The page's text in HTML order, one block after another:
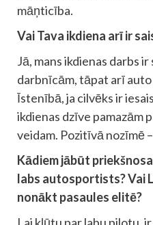
māņticība.
Vai Tava ikdiena arī ir
Jā, mans ikdienas darbs
darbnīcām, tāpat arī
Īstenībā, ja cilvēks ir
ikdienas dzīve pamazām
veidam. Pozitīvā nozīmē
Kādiem jābūt
labs autosportists? Vai
nonākt pasaules elitē?